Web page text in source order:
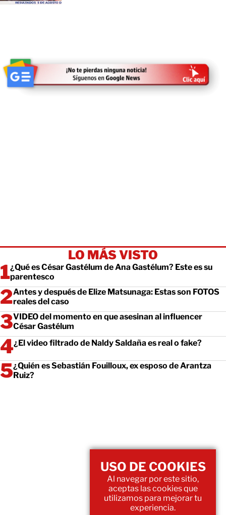
LO MÁS VISTO
¿Qué es César Gastélum de Ana Gastélum? Este es su
parentesco
Antes y después de Elize Matsunaga: Estas son FOTOS
reales del caso
VIDEO del momento en que asesinan al influencer
César Gastélum
¿El video filtrado de Naldy Saldaña es real o fake?
¿Quién es Sebastián Fouilloux, ex esposo de Arantza
Ruiz?
USO DE COOKIES
Al navegar por este sitio,
aceptas las cookies que
utilizamos para mejorar tu
experiencia.